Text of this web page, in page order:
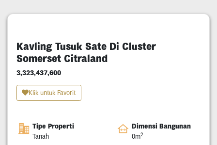
Kavling Tusuk Sate Di Cluster
Somerset Citraland
3,323,437,600
Klik untuk Favorit
Tipe Properti
Tanah
Dimensi Bangunan
0m2